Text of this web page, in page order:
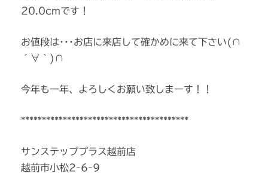
20.0cmです！
お値段は･･･お店に来店して確かめに来て下さい(∩
´∀｀)∩
今年も一年、よろしくお願い致しまーす！！
****************************************
サンステッププラス越前店
越前市小松2-6-9